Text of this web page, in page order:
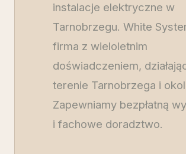
instalacje elektryczne w
Tarnobrzegu. White
firma z wieloletnim
doświadczeniem,
terenie Tarnobrzega i
Zapewniamy bezpłatną
i fachowe doradztwo.